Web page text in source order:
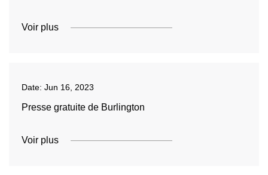
Voir plus
Date: Jun 16, 2023
Presse gratuite de Burlington
Voir plus